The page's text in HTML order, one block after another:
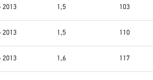
2013 1,5 103
2013 1,5 110
2013 1,6 117